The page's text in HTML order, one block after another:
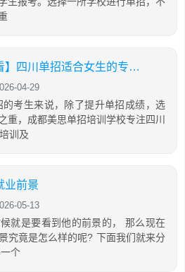
【2026年单招考生必看】四川单招适合女生的专业推荐，就业前景好，稳定，高薪
04-29
考生来说，除了提升单招成绩，选
重，成都美思单招培训学校专注四川
训及
业前景
05-13
就是要看到他的前景的， 那么现在
究竟是怎么样的呢? 下面我们就来分
个